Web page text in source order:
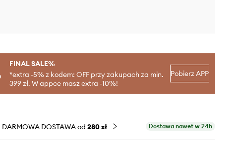
FINAL SALE%
*extra -5% z kodem: OFF przy zakupach za min.
399 zł. W appce masz extra -10%!
Pobierz APP
DARMOWA DOSTAWA od 280 zł Dostawa nawet w 24h